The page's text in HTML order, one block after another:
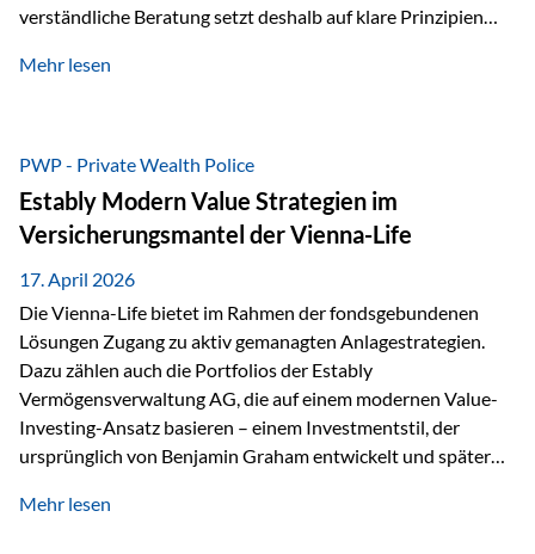
verständliche Beratung setzt deshalb auf klare Prinzipien
fünf zentrale Faktoren: eine saubere Struktur, breite
diesem Thema liefern unter anderem die praxisnahen
Ansätze von Finanzexperte Klaus Rost, der seit vielen Jahren
für eine verständliche und…
Mehr lesen
PWP - Private Wealth Police
Estably Modern Value Strategien im
Versicherungsmantel der Vienna-Life
17. April 2026
Die Vienna-Life bietet im Rahmen der fondsgebundenen
Lösungen Zugang zu aktiv gemanagten Anlagestrategien.
Dazu zählen auch die Portfolios der Estably
Vermögensverwaltung AG, die auf einem modernen Value-
Investing-Ansatz basieren – einem Investmentstil, der
ursprünglich von Benjamin Graham entwickelt und später
Modernes Value Investing als Grundlage Der
Mehr lesen